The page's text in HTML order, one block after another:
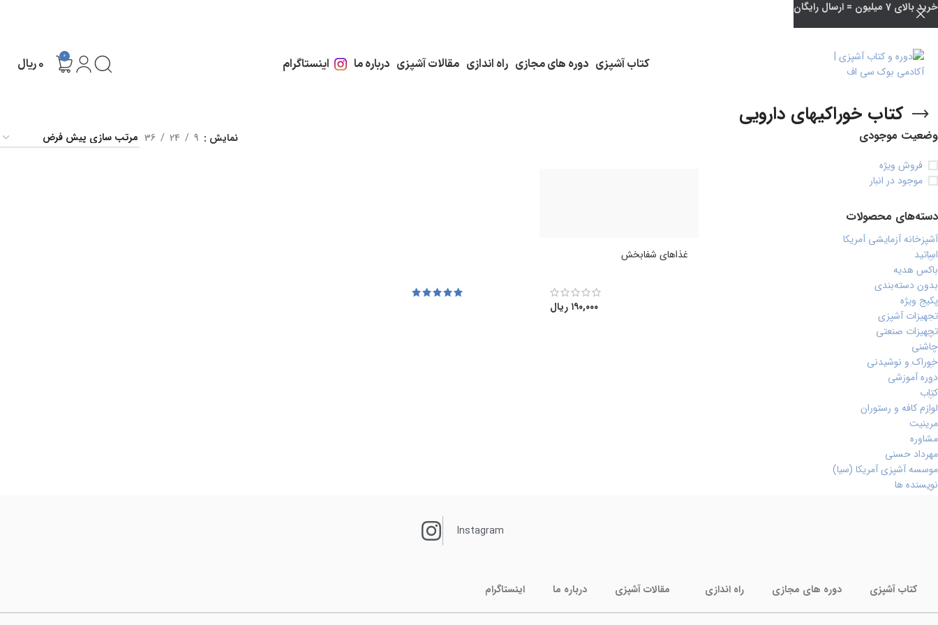
کتاب آشپزی دوره های مجازی راه اندازی مقالات آشپزی درباره ما اینستاگرام 0 ۰ریال
کتاب خوراکیهای دارویی
وضعیت موجودی
فروش ویژه
موجود در انبار
دسته‌های محصولات
آشپزخانه آزمایشی آمریکا
اساتید
باکس هدیه
بدون دسته‌بندی
پکیج ویژه
تجهیزات آشپزی
تجهیزات صنعتی
چاشنی
خوراک و نوشیدنی
دوره آموزشی
کتاب
لوازم کافه و رستوران
مرینیت
مشاوره
مهرداد حسنی
موسسه آشپزی آمریکا (سیا)
نویسنده ها
نمایش 9
24
36
غذاهای شفابخش
۱۹۰,۰۰۰ ریال
Instagram
کتاب آشپزی دوره های مجازی راه اندازی مقالات آشپزی درباره ما اینستاگرام
خرید بالای 7 میلیون = ارسال رایگان